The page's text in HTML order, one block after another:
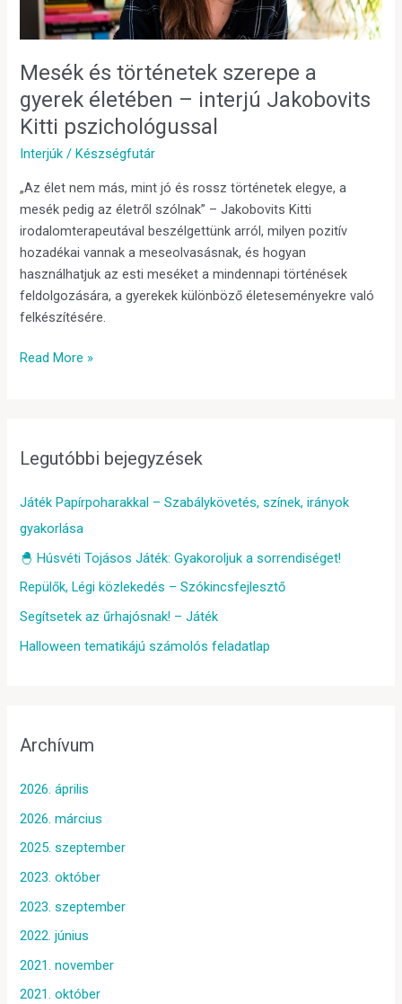
Mesék és történetek szerepe a
gyerek életében – interjú Jakobovits
Kitti pszichológussal
Interjúk /Készségfutár
„Az élet nem más, mint jó és rossz történetek elegye, a
mesék pedig az életről szólnak” – Jakobovits Kitti
irodalomterapeutával beszélgettünk arról, milyen pozitív
hozadékai vannak a meseolvasásnak, és hogyan
használhatjuk az esti meséket a mindennapi történések
feldolgozására, a gyerekek különböző életeseményekre való
felkészítésére.
interjú
Kitti
pszichológussal
Read More »
Legutóbbi bejegyzések
Játék Papírpoharakkal – Szabálykövetés, színek, irányok
gyakorlása
🐣 Húsvéti Tojásos Játék: Gyakoroljuk a sorrendiséget!
Repülők, Légi közlekedés – Szókincsfejlesztő
Segítsetek az űrhajósnak! – Játék
Halloween tematikájú számolós feladatlap
Archívum
2026. április
2026. március
2025. szeptember
2023. október
2023. szeptember
2022. június
2021. november
2021. október